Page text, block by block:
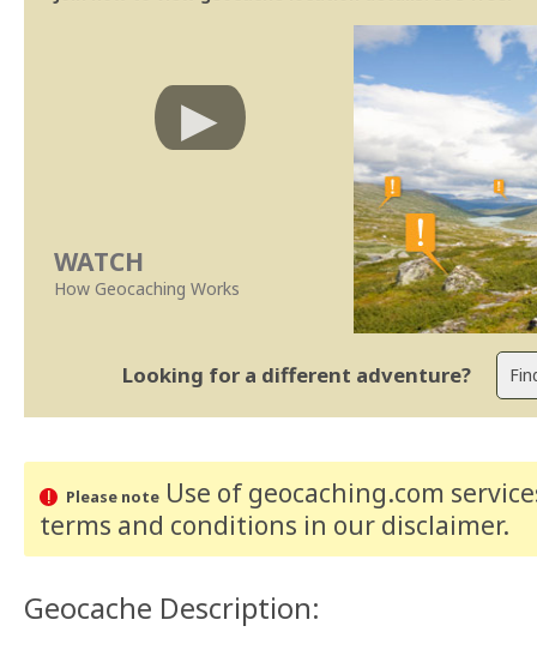
WATCH
How Geocaching Works
Looking for a different adventure?
Please noteUse of geocaching.com
terms and conditions in our disclaimer.
Geocache Description: